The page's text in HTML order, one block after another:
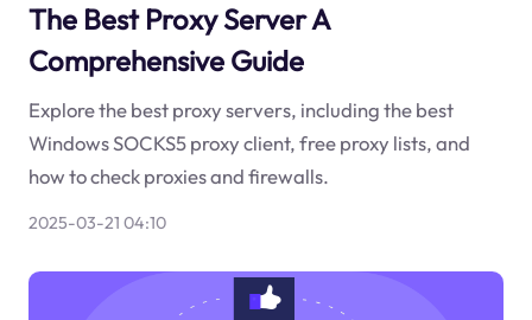
The Best Proxy Server A
Comprehensive Guide
Explore the best proxy servers, including the best
Windows SOCKS5 proxy client, free proxy lists, and
how to check proxies and firewalls.
2025-03-21 04:10